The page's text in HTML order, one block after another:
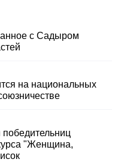
с Садыром
на национальных
"Женщина,